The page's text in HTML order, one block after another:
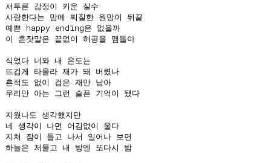
서투른 감정이 키운 실수
사랑한다는 맘에 찌질한 원망이 뒤끝
예쁜 happy ending은 없을까
이 혼잣말은 끝없이 허공을 맴돌아
식었다 너와 내 온도는
뜨겁게 타올라 재가 돼 버렸나
흔적도 없이 검은 재만 남아
우리만 아는 그런 슬픈 기억이 됐다
지웠나도 생각했지만
네 생각이 나면 어김없이 울다
지쳐 잠이 들고 나서 일어나 보면
하늘은 저물고 내 방엔 또다시 밤